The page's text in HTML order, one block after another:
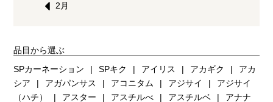
2月
品目から選ぶ
SPカーネーション
SPキク アイリス アカギク
アカ
シア
アガパンサス アコニタム アジサイ
アジサイ
（ハチ）
アスター アスチルべ アスチルベ
アナナ